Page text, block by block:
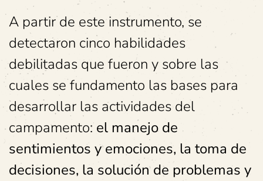
A partir de este instrumento, se
detectaron cinco habilidades
debilitadas que fueron y sobre las
cuales se fundamento las bases para
desarrollar las actividades del
campamento:el manejo de
sentimientos y emociones, la toma de
decisiones, la solución de problemas y